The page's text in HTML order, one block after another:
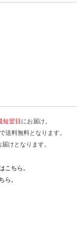
短翌日 にお届け。
送料無料となります。
けとなります。
こちら。
ら。